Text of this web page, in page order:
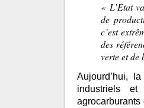
« L’Etat
de
c’est
des
verte et de
Aujourd’hui,
industriels